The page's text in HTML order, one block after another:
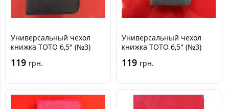
Универсальный чехол
книжка TOTO 6,5" (№3)
119 грн.
Универсальный чехол
книжка TOTO 6,5" (№3)
119 грн.